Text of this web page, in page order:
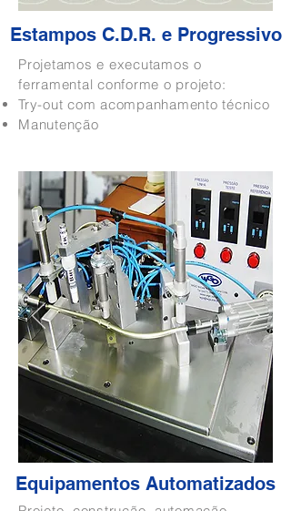
Estampos C.D.R. e Progressivo
Projetamos e executamos o
ferramental conforme o projeto:
Try-out com acompanhamento técnico
Manutenção
Equipamentos Automatizados